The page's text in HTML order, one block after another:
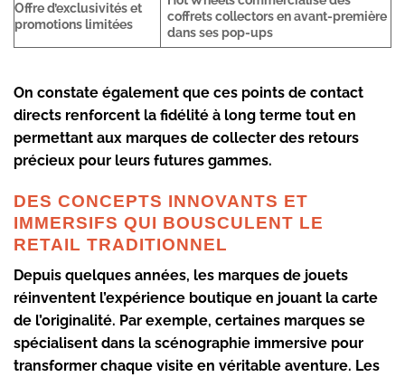
Offre d’exclusivités et
promotions limitées
coffrets collectors en avant-première
dans ses pop-ups
On constate également que ces points de contact
directs renforcent la fidélité à long terme tout en
permettant aux marques de collecter des retours
précieux pour leurs futures gammes.
DES CONCEPTS INNOVANTS ET
IMMERSIFS QUI BOUSCULENT LE
RETAIL TRADITIONNEL
Depuis quelques années, les marques de jouets
réinventent l’expérience boutique en jouant la carte
de l’originalité. Par exemple, certaines marques se
spécialisent dans la scénographie immersive pour
transformer chaque visite en véritable aventure. Les